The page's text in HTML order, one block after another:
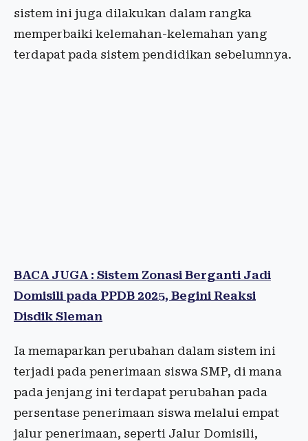
sistem ini juga dilakukan dalam rangka
memperbaiki kelemahan-kelemahan yang
terdapat pada sistem pendidikan sebelumnya.
BACA JUGA : Sistem Zonasi Berganti Jadi
Domisili pada PPDB 2025, Begini Reaksi
Disdik Sleman
Ia memaparkan perubahan dalam sistem ini
terjadi pada penerimaan siswa SMP, di mana
pada jenjang ini terdapat perubahan pada
persentase penerimaan siswa melalui empat
jalur penerimaan, seperti Jalur Domisili,